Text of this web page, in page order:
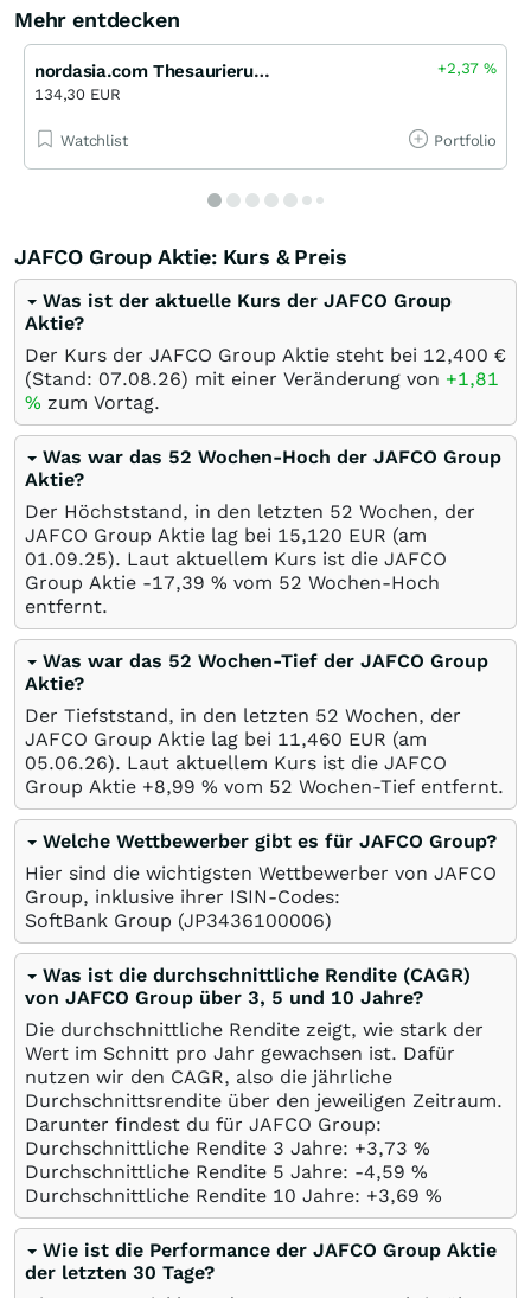
Mehr entdecken
nordasia.com Thesaurierungs-Anteile EUR ND
134,30 EUR
+2,37%
Watchlist Portfolio
JAFCO Group Aktie: Kurs & Preis
Was ist der aktuelle Kurs der JAFCO Group
Aktie?
Der Kurs der JAFCO Group Aktie steht bei 12,400 €
(Stand: 07.08.26) mit einer Veränderung von +1,81
% zum Vortag.
Was war das 52 Wochen-Hoch der JAFCO Group
Aktie?
Der Höchststand, in den letzten 52 Wochen, der
JAFCO Group Aktie lag bei 15,120 EUR (am
01.09.25). Laut aktuellem Kurs ist die JAFCO
Group Aktie -17,39 % vom 52 Wochen-Hoch
entfernt.
Was war das 52 Wochen-Tief der JAFCO Group
Aktie?
Der Tiefststand, in den letzten 52 Wochen, der
JAFCO Group Aktie lag bei 11,460 EUR (am
05.06.26). Laut aktuellem Kurs ist die JAFCO
Group Aktie +8,99 % vom 52 Wochen-Tief entfernt.
Welche Wettbewerber gibt es für JAFCO Group?
Hier sind die wichtigsten Wettbewerber von JAFCO
Group, inklusive ihrer ISIN-Codes:
SoftBank Group (JP3436100006)
Was ist die durchschnittliche Rendite (CAGR)
von JAFCO Group über 3, 5 und 10 Jahre?
Die durchschnittliche Rendite zeigt, wie stark der
Wert im Schnitt pro Jahr gewachsen ist. Dafür
nutzen wir den CAGR, also die jährliche
Durchschnittsrendite über den jeweiligen Zeitraum.
Darunter findest du für JAFCO Group:
Durchschnittliche Rendite 3 Jahre: +3,73 %
Durchschnittliche Rendite 5 Jahre: -4,59 %
Durchschnittliche Rendite 10 Jahre: +3,69 %
Wie ist die Performance der JAFCO Group Aktie
der letzten 30 Tage?